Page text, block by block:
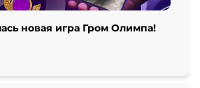
новая игра Гром Олимпа!